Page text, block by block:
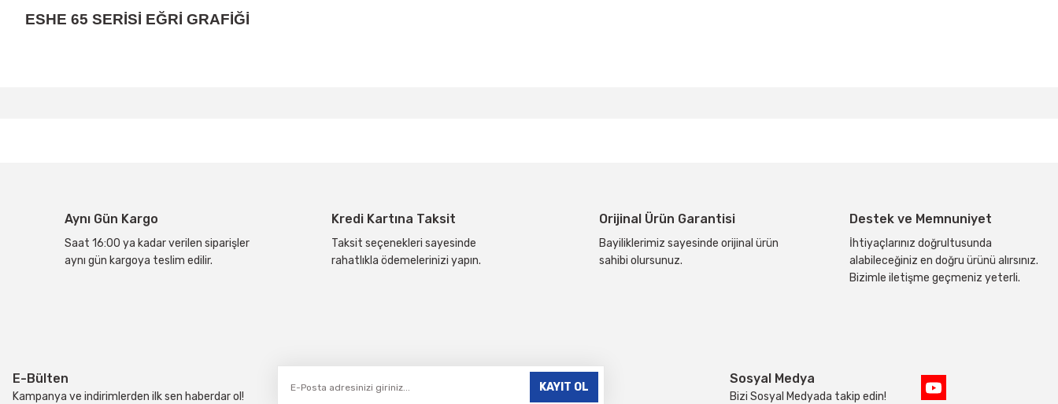
ESHE 65 SERİSİ EĞRİ GRAFİĞİ
Ürün fiyatı diğer sitelerden daha pahalı.
Bu ürüne benzer farklı alternatifler olmalı.
Aynı Gün Kargo
Saat 16:00 ya kadar verilen siparişler
aynı gün kargoya teslim edilir.
Kredi Kartına Taksit
Taksit seçenekleri sayesinde
rahatlıkla ödemelerinizi yapın.
Orijinal Ürün Garantisi
Bayiliklerimiz sayesinde orijinal ürün
sahibi olursunuz.
Destek ve Memnuniyet
İhtiyaçlarınız doğrultusunda
alabileceğiniz en doğru ürünü alırsınız.
Bizimle iletişme geçmeniz yeterli.
E-Bülten
Kampanya ve indirimlerden ilk sen haberdar ol!
KAYIT OL
Sosyal Medya
Bizi Sosyal Medyada takip edin!